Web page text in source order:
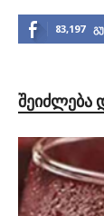
83,197
ᲨᲔᲘᲫᲚᲔᲑᲐ